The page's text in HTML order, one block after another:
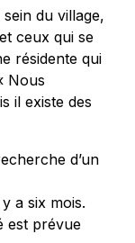
du village,
ceux qui se
résidente qui
Nous
il existe des
d’un
a six mois.
est prévue